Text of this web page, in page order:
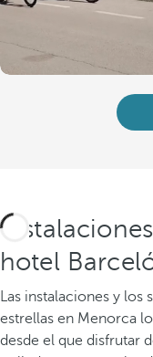
hotel
Las instalaciones y los
estrellas en Menorca
desde el que disfrutar